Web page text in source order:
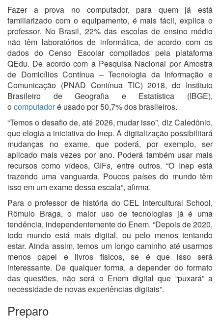
Fazer a prova no computador, para quem já está
familiarizado com o equipamento, é mais fácil, explica o
professor. No Brasil, 22% das escolas de ensino médio
não têm laboratórios de informática, de acordo com os
dados do Censo Escolar compilados pela plataforma
QEdu. De acordo com a Pesquisa Nacional por Amostra
de Domicílios Contínua – Tecnologia da Informação e
Comunicação (PNAD Contínua TIC) 2018, do Instituto
Brasileiro de Geografia e Estatística (IBGE),
ocomputadoré usado por 50,7% dos brasileiros.
“Temos o desafio de, até 2026, mudar isso”, diz Caledônio,
que elogia a iniciativa do Inep. A digitalização possibilitará
mudanças no exame, que poderá, por exemplo, ser
aplicado mais vezes por ano. Poderá também usar mais
recursos como vídeos, GIFs, entre outros. “O Inep está
trazendo uma vanguarda. Poucos países do mundo têm
isso em um exame dessa escala”, afirma.
Para o professor de história do CEL Intercultural School,
Rômulo Braga, o maior uso de tecnologias já é uma
tendência, independentemente do Enem. “Depois de 2020,
todo mundo está mais digital, ou pelo menos tentando
estar. Ainda assim, temos um longo caminho até usarmos
menos papel e livros físicos, se é que isso será
interessante. De qualquer forma, a depender do formato
das questões, não será o Enem digital que “puxará” a
necessidade de novas experiências digitais”.
Preparo